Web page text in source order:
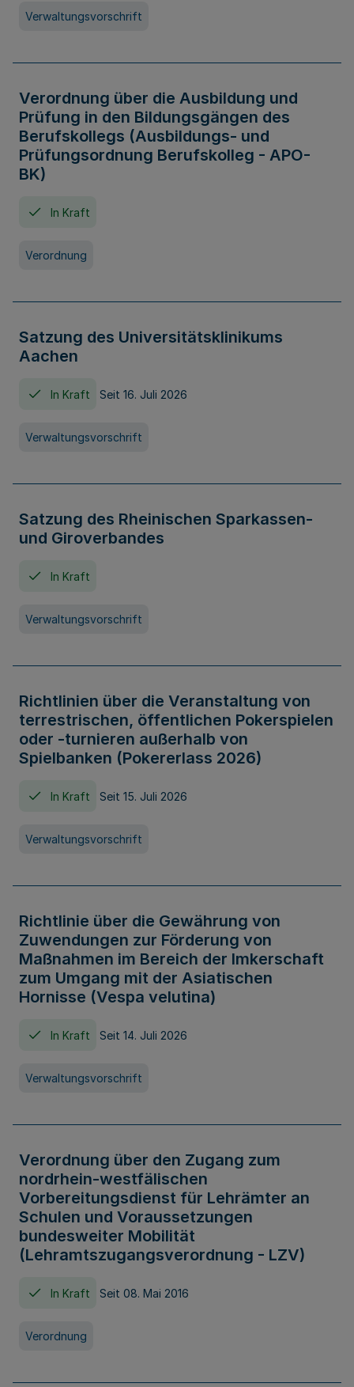
Verwaltungsvorschrift
Verordnung über die Ausbildung und
Prüfung in den Bildungsgängen des
Berufskollegs (Ausbildungs- und
Prüfungsordnung Berufskolleg - APO-
BK)
In Kraft
Verordnung
Satzung des Universitätsklinikums
Aachen
In Kraft Seit 16. Juli 2026
Verwaltungsvorschrift
Satzung des Rheinischen Sparkassen-
und Giroverbandes
In Kraft
Verwaltungsvorschrift
Richtlinien über die Veranstaltung von
terrestrischen, öffentlichen Pokerspielen
oder -turnieren außerhalb von
Spielbanken (Pokererlass 2026)
In Kraft Seit 15. Juli 2026
Verwaltungsvorschrift
Richtlinie über die Gewährung von
Zuwendungen zur Förderung von
Maßnahmen im Bereich der Imkerschaft
zum Umgang mit der Asiatischen
Hornisse (Vespa velutina)
In Kraft Seit 14. Juli 2026
Verwaltungsvorschrift
Verordnung über den Zugang zum
nordrhein-westfälischen
Vorbereitungsdienst für Lehrämter an
Schulen und Voraussetzungen
bundesweiter Mobilität
(Lehramtszugangsverordnung - LZV)
In Kraft Seit 08. Mai 2016
Verordnung